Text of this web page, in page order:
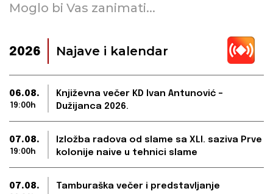
Moglo bi Vas zanimati...
2026 Najave i kalendar
06.08.
19:00h
Književna večer KD Ivan Antunović –
Dužijanca 2026.
07.08.
19:00h
Izložba radova od slame sa XLI. saziva Prve
kolonije naive u tehnici slame
07.08.
Tamburaška večer i predstavljanje